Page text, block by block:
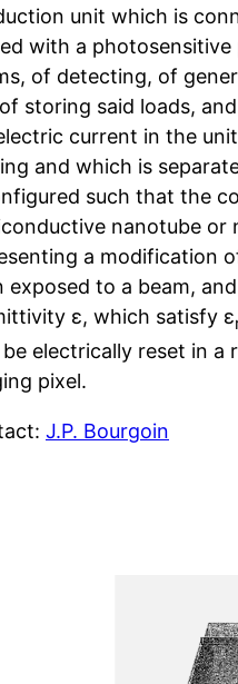
unit which is
with a
of detecting, of
storing said loads,
current in the
and which is
such that the
nanotube or
a modification
exposed to a beam,
ε, which satisfy ε
be electrically reset in
pixel.
J.P. Bourgoin